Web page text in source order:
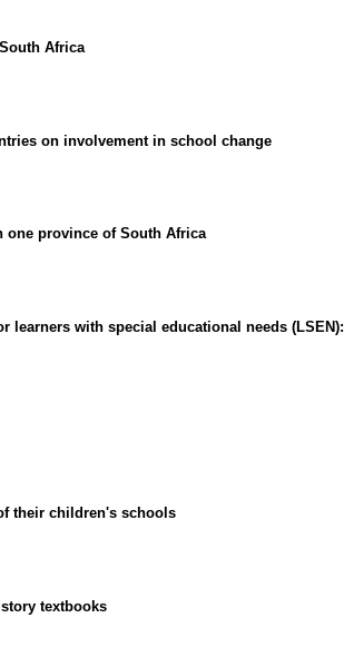
Africa
on involvement in school change
one province of South Africa
with special educational needs (LSEN):
their children's schools
textbooks